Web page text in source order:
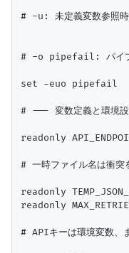
# -u: 未定義変数参照時
# -o pipefail: パイプラ
set -euo pipefail
# --- 変数定義と環境
readonly
# 一時ファイル名は衝突
readonly
readonly
# APIキーは環境変数、